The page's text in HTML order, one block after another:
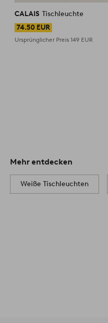
CALAIS Tischleuchte
74.50 EUR
Ursprünglicher Preis149 EUR
Mehr entdecken
Weiße Tischleuchten